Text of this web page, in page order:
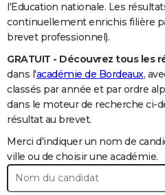
Retraite
Impôts
Epargne
Immobilier
Risques naturels par ville
Banque
Assurance
Crédit
Essais
Réserver un essai
Citadines
Berlines
SUV
Forum auto
+
HIGH-TECH
Mobiles
Meilleur smartphone
Internet
Ordinateurs
Jeux vidéo
Guide high-tech
+BRICOLAGE
Forum
Aménagement intérieur
Extérieur
Cuisine
Salle de bains
Jardinage
Rangement
+ WEEK-END
Guides de France
Escapades
Patrimoine
Expositions
Musées
Week-end nature
+
Art de vivre
Bien-être
Loisirs
Mode
Modes de vie
+ SANTE
Alimentation
Guide de la santé
Maladies
Médicaments
Sommeil
VOYAGE
l'Education nationale. Les
continuellement enrichis filière
brevet professionnel).
GRATUIT - Découvrez tous les
dans l'académie de Bordeaux,
classés par année et par ordre
dans le moteur de recherche ci-
résultat au brevet.
Merci d'indiquer un nom de
ville ou de choisir une académie.